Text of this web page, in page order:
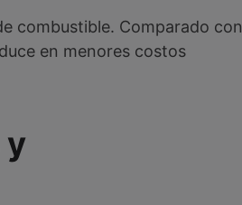
combustible. Comparado con
en menores costos
y